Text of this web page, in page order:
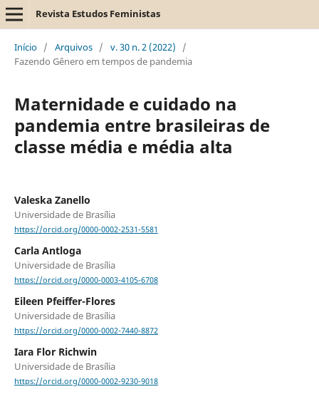
Revista Estudos Feministas
Início / Arquivos / v. 30 n. 2 (2022)
/
Fazendo Gênero em tempos de pandemia
Maternidade e cuidado na
pandemia entre brasileiras de
classe média e média alta
Valeska Zanello
Universidade de Brasília
https://orcid.org/0000-0002-2531-5581
Carla Antloga
Universidade de Brasília
https://orcid.org/0000-0003-4105-6708
Eileen Pfeiffer-Flores
Universidade de Brasília
https://orcid.org/0000-0002-7440-8872
Iara Flor Richwin
Universidade de Brasília
https://orcid.org/0000-0002-9230-9018